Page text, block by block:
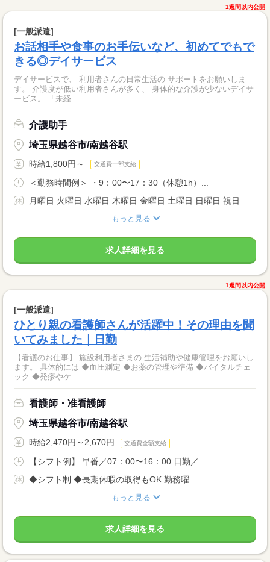
1週間以内公開
[一般派遣]
お話相手や食事のお手伝いなど、初めてでもで
きる◎デイサービス
デイサービスで、 利用者さんの日常生活の サポートをお願いしま
す。 介護度が低い利用者さんが多く、 身体的な介護が少ないデイサ
ービス。 「未経...
介護助手
埼玉県越谷市/南越谷駅
時給1,800円～ 交通費一部支給
＜勤務時間例＞ ・9：00〜17：30（休憩1h）...
月曜日 火曜日 水曜日 木曜日 金曜日 土曜日 日曜日 祝日
もっと見る
求人詳細を見る
1週間以内公開
[一般派遣]
ひとり親の看護師さんが活躍中！その理由を聞
いてみました｜日勤
【看護のお仕事】 施設利用者さまの 生活補助や健康管理をお願いし
ます。 具体的には ◆血圧測定 ◆お薬の管理や準備 ◆バイタルチェ
ック ◆発疹やケ...
看護師・准看護師
埼玉県越谷市/南越谷駅
時給2,470円～2,670円 交通費全額支給
【シフト例】 早番／07：00〜16：00 日勤／...
◆シフト制 ◆長期休暇の取得もOK 勤務曜...
もっと見る
求人詳細を見る